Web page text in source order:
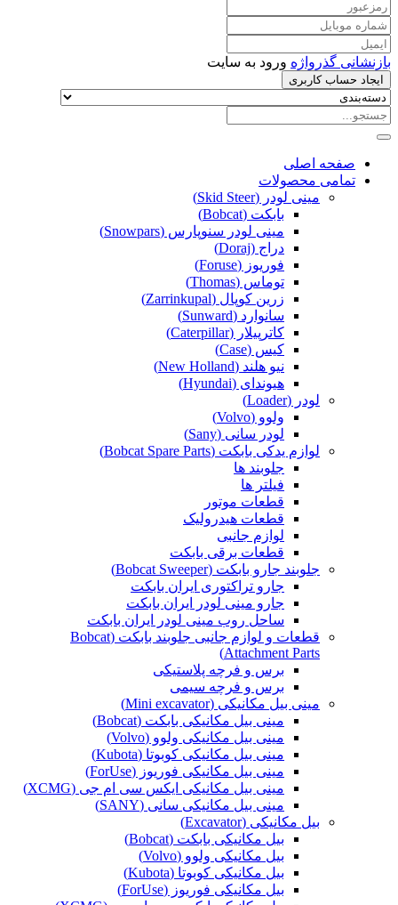
بازنشانی گذرواژه ورود به سایت
ایجاد حساب کاربری
صفحه اصلی
تمامی محصولات
مینی لودر (Skid Steer)
بابکت (Bobcat)
مینی لودر سنوپارس (Snowpars)
دراج (Doraj)
فوریوز (Foruse)
توماس (Thomas)
زرین کوپال (Zarrinkupal)
سانوارد (Sunward)
کاترپیلار (Caterpillar)
کیس (Case)
نیو هلند (New Holland)
هیوندای (Hyundai)
لودر (Loader)
ولوو (Volvo)
لودر سانی (Sany)
لوازم یدکی بابکت (Bobcat Spare Parts)
جلوبند ها
فیلتر ها
قطعات موتور
قطعات هیدرولیک
لوازم جانبی
قطعات برقی بابکت
جلوبند جارو بابکت (Bobcat Sweeper)
جارو تراکتوری ایران بابکت
جارو مینی لودر ایران بابکت
ساحل روب مینی لودر ایران بابکت
قطعات و لوازم جانبی جلوبند بابکت (Bobcat
Attachment Parts)
برس و فرچه پلاستیکی
برس و فرچه سیمی
مینی بیل مکانیکی (Mini excavator)
مینی بیل مکانیکی بابکت (Bobcat)
مینی بیل مکانیکی ولوو (Volvo)
مینی بیل مکانیکی کوبوتا (Kubota)
مینی بیل مکانیکی فوریوز (ForUse)
مینی بیل مکانیکی ایکس سی ام جی (XCMG)
مینی بیل مکانیکی سانی (SANY)
بیل مکانیکی (Excavator)
بیل مکانیکی بابکت (Bobcat)
بیل مکانیکی ولوو (Volvo)
بیل مکانیکی کوبوتا (Kubota)
بیل مکانیکی فوریوز (ForUse)